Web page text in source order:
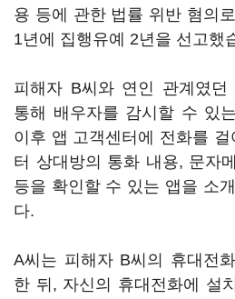
용 등에 관한 법률 위반 혐의
1년에 집행유예 2년을 선고했
피해자 B씨와 연인 관계였
통해 배우자를 감시할 수 있
이후 앱 고객센터에 전화를
터 상대방의 통화 내용, 문자
등을 확인할 수 있는 앱을 소
다.
A씨는 피해자 B씨의 휴대전
한 뒤, 자신의 휴대전화에 설